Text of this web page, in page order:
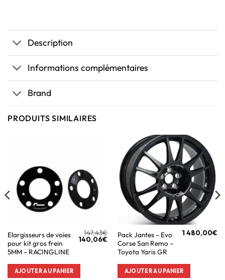
Description
Informations complémentaires
Brand
PRODUITS SIMILAIRES
Elargisseurs de voies
pour kit gros frein
5MM – RACINGLINE
147,43€
140,06€
AJOUTER AU PANIER
Pack Jantes – Evo
Corse San Remo –
Toyota Yaris GR
1 480,00€
AJOUTER AU PANIER